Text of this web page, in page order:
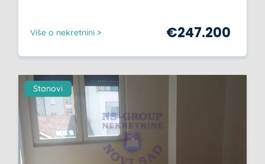
Više o nekretnini > €247.200
Stanovi